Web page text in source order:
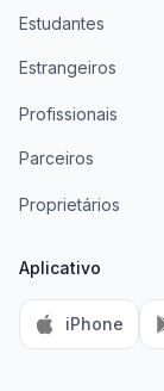
Estudantes
Estrangeiros
Profissionais
Parceiros
Proprietários
Aplicativo
iPhone